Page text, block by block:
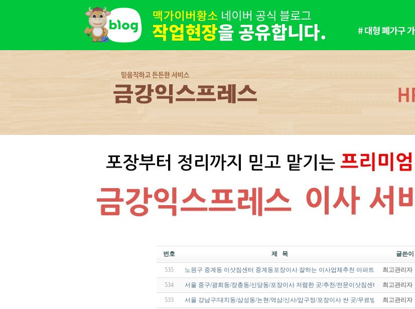
번호
제 목 글쓴이
535 노원구 중계동 이삿짐센터 중계동포장이사 잘하는 이사업체추천 아파트포장이사 전문…
최고관리자
534 서울 중구/광희동/장충동/신당동/포장이사 저렴한 곳/추천/전문이삿짐센타/업체 순위~…
최고관리자
533 서울 강남구/대치동/삼성동/논현/역삼/신사/압구정/포장이사 싼 곳/무료방문 견적/ 준…
최고관리자